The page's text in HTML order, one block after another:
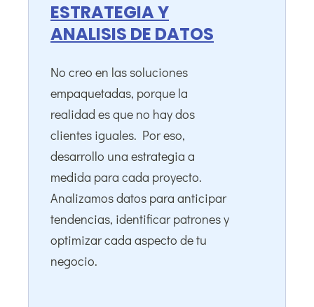
ESTRATEGIA Y
ANALISIS DE DATOS
No creo en las soluciones
empaquetadas, porque la
realidad es que no hay dos
clientes iguales. Por eso,
desarrollo una estrategia a
medida para cada proyecto.
Analizamos datos para anticipar
tendencias, identificar patrones y
optimizar cada aspecto de tu
negocio.